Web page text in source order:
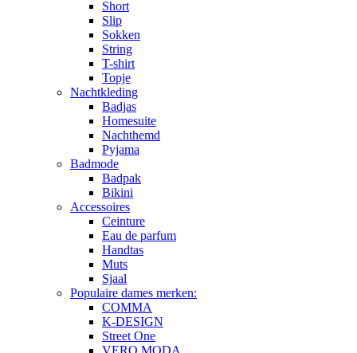
Short
Slip
Sokken
String
T-shirt
Topje
Nachtkleding
Badjas
Homesuite
Nachthemd
Pyjama
Badmode
Badpak
Bikini
Accessoires
Ceinture
Eau de parfum
Handtas
Muts
Sjaal
Populaire dames merken:
COMMA
K-DESIGN
Street One
VERO MODA